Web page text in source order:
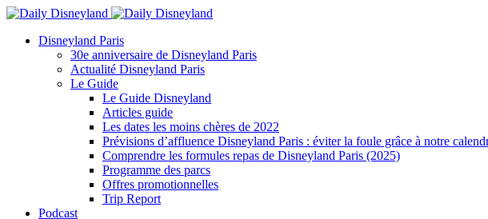
Disneyland Paris
30e anniversaire de Disneyland Paris
Actualité Disneyland Paris
Le Guide
Le Guide Disneyland
Articles guide
Les dates les moins chères de 2022
Prévisions d’affluence Disneyland Paris : éviter la foule grâce à notre
Comprendre les formules repas de Disneyland Paris (2025)
Programme des parcs
Offres promotionnelles
Trip Report
Podcast